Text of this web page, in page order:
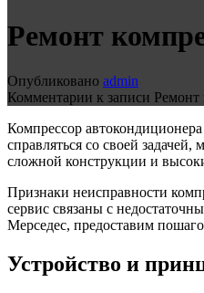
Ремонт
Опубликовано admin
Комментарии к записи Ремонт
Компрессор
справляться со своей
сложной конструкции и
Признаки неисправности
сервис связаны с
Мерседес, предоставим
Устройство и